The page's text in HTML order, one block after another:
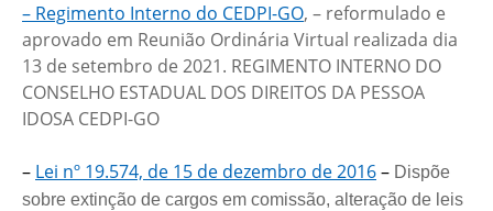
– Regimento Interno do CEDPI-GO, – reformulado e
aprovado em Reunião Ordinária Virtual realizada dia
13 de setembro de 2021. REGIMENTO INTERNO DO
CONSELHO ESTADUAL DOS DIREITOS DA PESSOA
IDOSA CEDPI-GO
– Lei nº 19.574, de 15 de dezembro de 2016– Dispõe
sobre extinção de cargos em comissão, alteração de leis